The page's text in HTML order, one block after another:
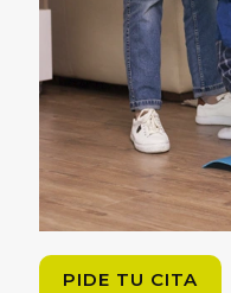
PIDE TU CITA